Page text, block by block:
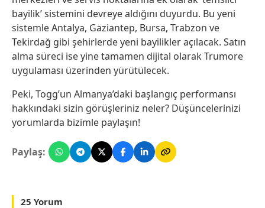
bayilik’ sistemini devreye aldığını duyurdu. Bu yeni
sistemle Antalya, Gaziantep, Bursa, Trabzon ve
Tekirdağ gibi şehirlerde yeni bayilikler açılacak. Satın
alma süreci ise yine tamamen dijital olarak Trumore
uygulaması üzerinden yürütülecek.
Peki, Togg’un Almanya’daki başlangıç performansı
hakkındaki sizin görüşleriniz neler? Düşüncelerinizi
yorumlarda bizimle paylaşın!
Paylaş:
25 Yorum